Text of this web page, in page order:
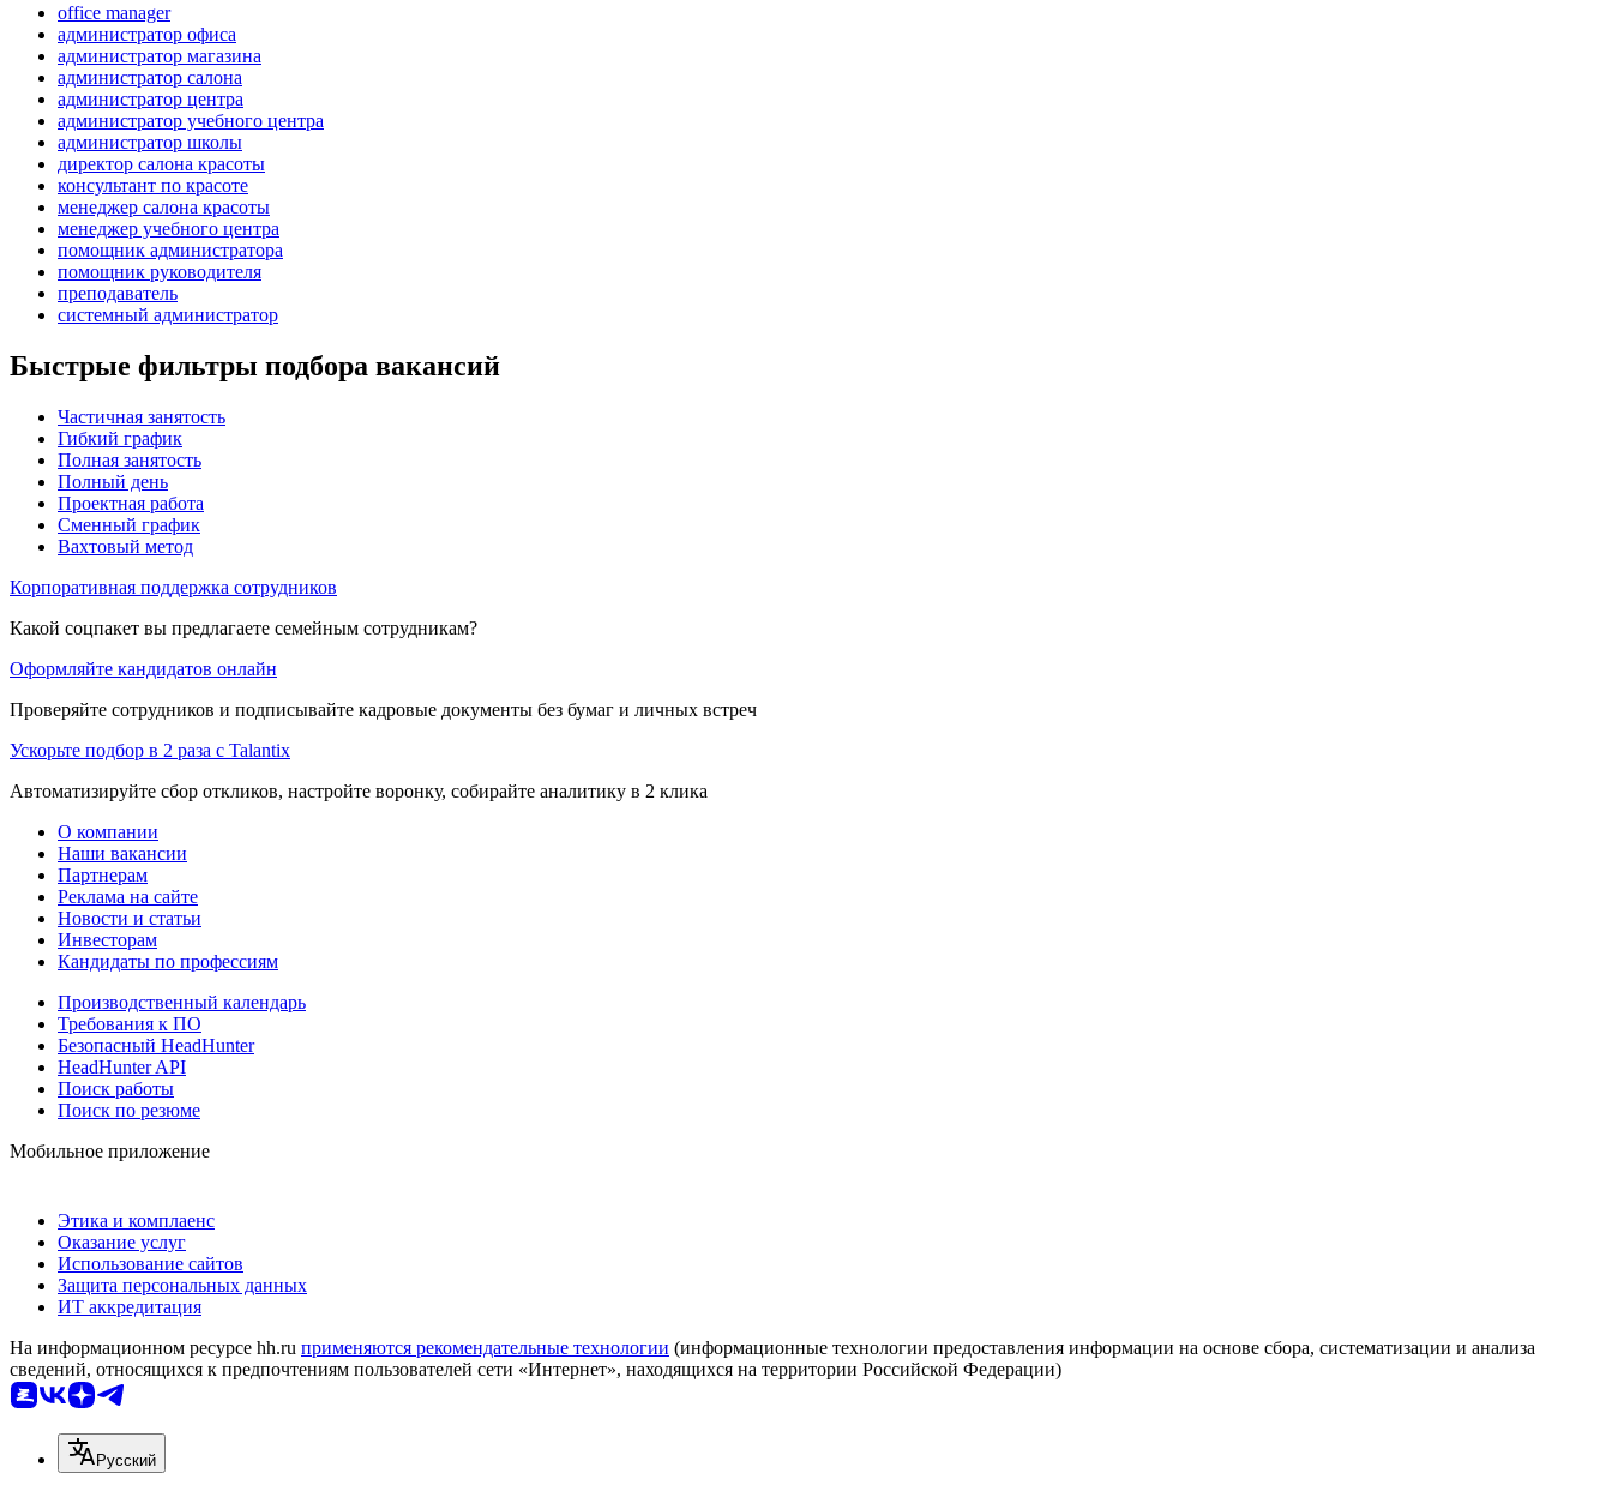
office manager
администратор офиса
администратор магазина
администратор салона
администратор центра
администратор учебного центра
администратор школы
директор салона красоты
консультант по красоте
менеджер салона красоты
менеджер учебного центра
помощник администратора
помощник руководителя
преподаватель
системный администратор
Быстрые фильтры подбора вакансий
Частичная занятость
Гибкий график
Полная занятость
Полный день
Проектная работа
Сменный график
Вахтовый метод
Корпоративная поддержка сотрудников
Какой соцпакет вы предлагаете семейным сотрудникам?
Оформляйте кандидатов онлайн
Проверяйте сотрудников и подписывайте кадровые документы без бумаг и личных встреч
Ускорьте подбор в 2 раза с Talantix
Автоматизируйте сбор откликов, настройте воронку, собирайте аналитику в 2 клика
О компании
Наши вакансии
Партнерам
Реклама на сайте
Новости и статьи
Инвесторам
Кандидаты по профессиям
Производственный календарь
Требования к ПО
Безопасный HeadHunter
HeadHunter API
Поиск работы
Поиск по резюме
Мобильное приложение
Этика и комплаенс
Оказание услуг
Использование сайтов
Защита персональных данных
ИТ аккредитация
На информационном ресурсе hh.ru применяются рекомендательные технологии (информационные технологии предоставления информации на основе сбора, систематизации и анализа
сведений, относящихся к предпочтениям пользователей сети «Интернет», находящихся на территории Российской Федерации)
Русский